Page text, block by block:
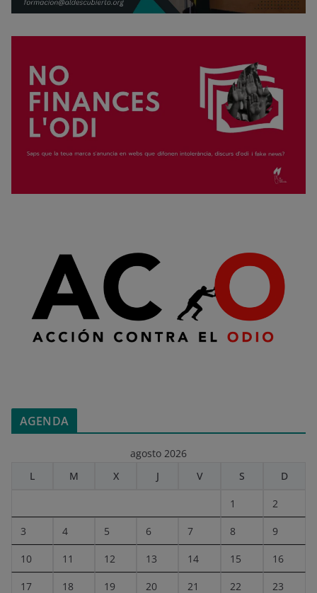
AGENDA
agosto 2026
L
M X J V S D
1 2
3 4 5 6 7 8 9
10 11 12 13 14 15 16
17 18 19 20 21 22 23